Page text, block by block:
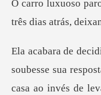
três di
ubesse sua
casa